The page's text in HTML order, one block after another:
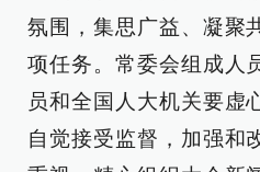
氛围，集思广益、凝聚
项任务。常委会组成人
员和全国人大机关要虚
自觉接受监督，加强和